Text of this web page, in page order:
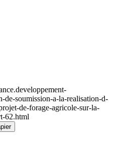
de-soumission-a-la-realisation-d-
de-forage-agricole-sur-la-
62.html